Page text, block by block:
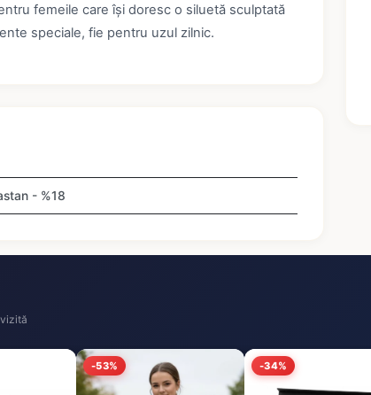
femeile care își doresc o siluetă sculptată
speciale, fie pentru uzul zilnic.
- %18
-53% -34%